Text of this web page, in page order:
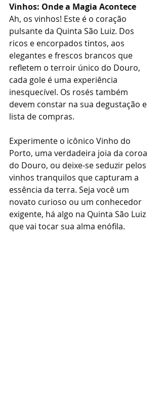
Vinhos: Onde a Magia Acontece
Ah, os vinhos! Este é o coração
pulsante da Quinta São Luiz. Dos
ricos e encorpados tintos, aos
elegantes e frescos brancos que
refletem o terroir único do Douro,
cada gole é uma experiência
inesquecível. Os rosés também
devem constar na sua degustação e
lista de compras.
Experimente o icônico Vinho do
Porto, uma verdadeira joia da coroa
do Douro, ou deixe-se seduzir pelos
vinhos tranquilos que capturam a
essência da terra. Seja você um
novato curioso ou um conhecedor
exigente, há algo na Quinta São Luiz
que vai tocar sua alma enófila.